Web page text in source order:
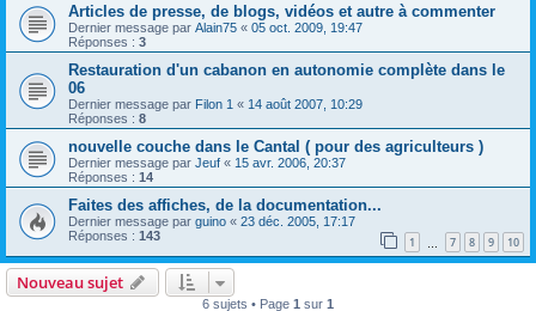
Articles de presse, de blogs, vidéos et autre à commenter
Dernier message par Alain75 « 05 oct. 2009, 19:47
Réponses : 3
Restauration d'un cabanon en autonomie complète dans le
06
Dernier message par Filon 1 « 14 août 2007, 10:29
Réponses : 8
nouvelle couche dans le Cantal ( pour des agriculteurs )
Dernier message par Jeuf « 15 avr. 2006, 20:37
Réponses : 14
Faites des affiches, de la documentation...
Dernier message par guino « 23 déc. 2005, 17:17
Réponses : 143 1 7 8 9 10
Nouveau sujet
6 sujets • Page 1 sur 1